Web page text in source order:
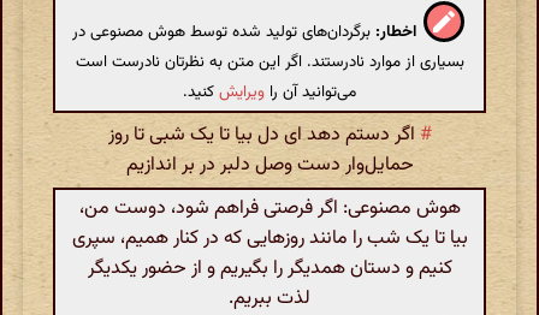
اخطار: برگردان‌های تولید شده توسط هوش مصنوعی در
بسیاری از موارد نادرستند. اگر این متن به نظرتان نادرست است
می‌توانید آن را ویرایشکنید.
# اگر دستم دهد ای دل بیا تا یک شبی تا روز
حمایل‌وار دست وصل دلبر در بر اندازیم
هوش مصنوعی: اگر فرصتی فراهم شود، دوست من،
بیا تا یک شب را مانند روزهایی که در کنار همیم، سپری
کنیم و دستان همدیگر را بگیریم و از حضور یکدیگر
لذت ببریم.